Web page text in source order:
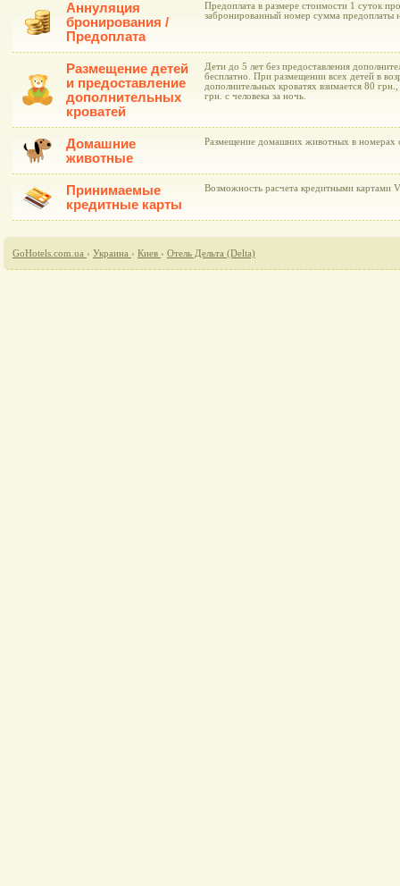
Аннуляция
бронирования /
Предоплата
Предоплата в размере стоимости 1 суток
забронированный номер сумма предоплаты
Размещение детей
и предоставление
дополнительных
кроватей
Дети до 5 лет без предоставления
бесплатно. При размещении всех детей в
дополнительных кроватях взимается 80
грн. с человека за ночь.
Домашние
животные
Размещение домашних животных в номерах
Принимаемые
кредитные карты
Возможность расчета кредитными картами
GoHotels.com.ua › Украина › Киев › Отель Дельта (Delta)